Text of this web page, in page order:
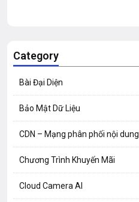
Category
Bài Đại Diện
Bảo Mật Dữ Liệu
CDN – Mạng phân phối nội dung
Chương Trình Khuyến Mãi
Cloud Camera AI